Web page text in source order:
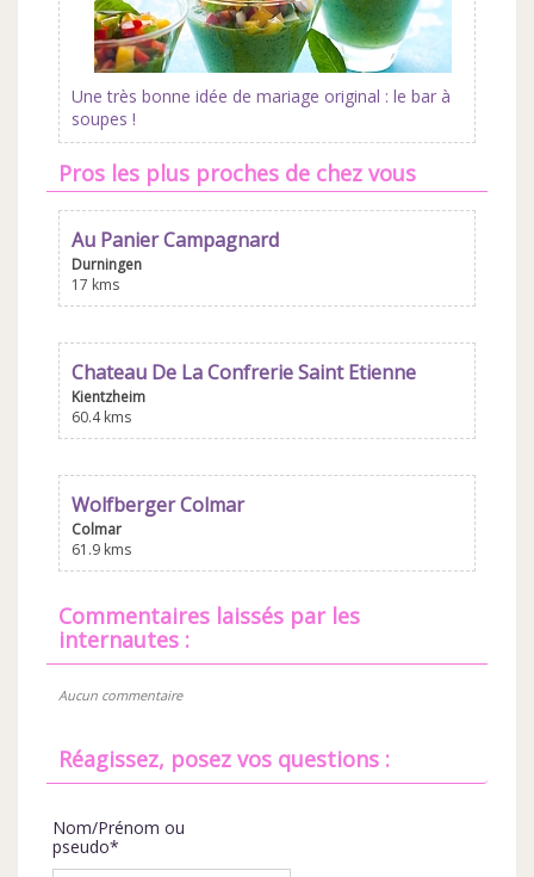
Une très bonne idée de mariage original : le bar à
soupes !
Pros les plus proches de chez vous
Au Panier Campagnard
Durningen
17 kms
Chateau De La Confrerie Saint Etienne
Kientzheim
60.4 kms
Wolfberger Colmar
Colmar
61.9 kms
commentaires laissés par les
internautes :
Aucun commentaire
Réagissez, posez vos questions :
Nom/Prénom ou
pseudo*